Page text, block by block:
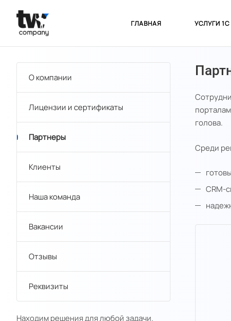
ГЛАВНАЯ УСЛУГИ 1С
голова.
Среди
CRM-
О компании
Лицензии и сертификаты
Партнеры
Клиенты
Наша команда
Вакансии
Отзывы
Реквизиты
Находим решения для любой задачи.